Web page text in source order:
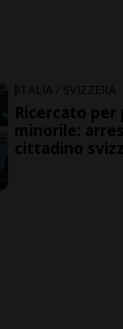
ITALIA / SVIZZERA
Ricercato
minorile:
cittadino